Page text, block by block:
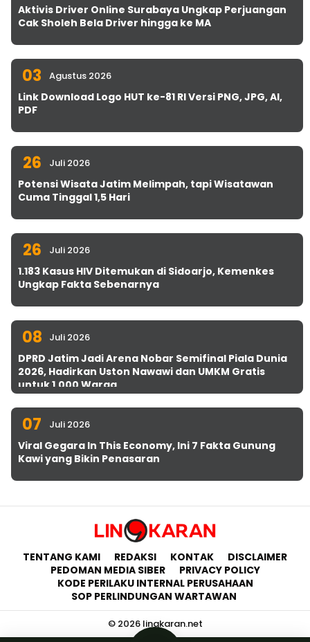
Aktivis Driver Online Surabaya Ungkap Perjuangan
Cak Sholeh Bela Driver hingga ke MA
03 Agustus 2026
Link Download Logo HUT ke-81 RI Versi PNG, JPG, AI,
PDF
26 Juli 2026
Potensi Wisata Jatim Melimpah, tapi Wisatawan
Cuma Tinggal 1,5 Hari
26 Juli 2026
1.183 Kasus HIV Ditemukan di Sidoarjo, Kemenkes
Ungkap Fakta Sebenarnya
08 Juli 2026
DPRD Jatim Jadi Arena Nobar Semifinal Piala Dunia
2026, Hadirkan Uston Nawawi dan UMKM Gratis
untuk 1.000 Warga
07 Juli 2026
Viral Gegara In This Economy, Ini 7 Fakta Gunung
Kawi yang Bikin Penasaran
TENTANG KAMI REDAKSI KONTAK
DISCLAIMER
PEDOMAN MEDIA SIBER
PRIVACY POLICY
KODE PERILAKU INTERNAL PERUSAHAAN
SOP PERLINDUNGAN WARTAWAN
© 2026 lingkaran.net